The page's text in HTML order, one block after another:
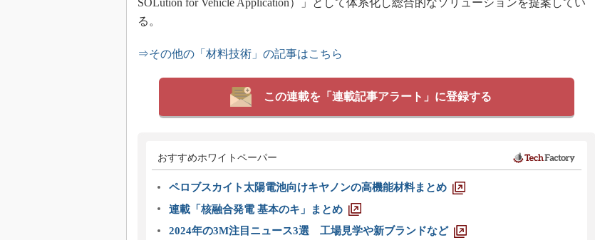
SOLution for Vehicle Application）」として体系化し総合的なソリューションを提案してい
る。
⇒その他の「材料技術」の記事はこちら
この連載を「連載記事アラート」に登録する
おすすめホワイトペーパー
ペロブスカイト太陽電池向けキヤノンの高機能材料まとめ
連載「核融合発電 基本のキ」まとめ
2024年の3M注目ニュース3選 工場見学や新ブランドなど